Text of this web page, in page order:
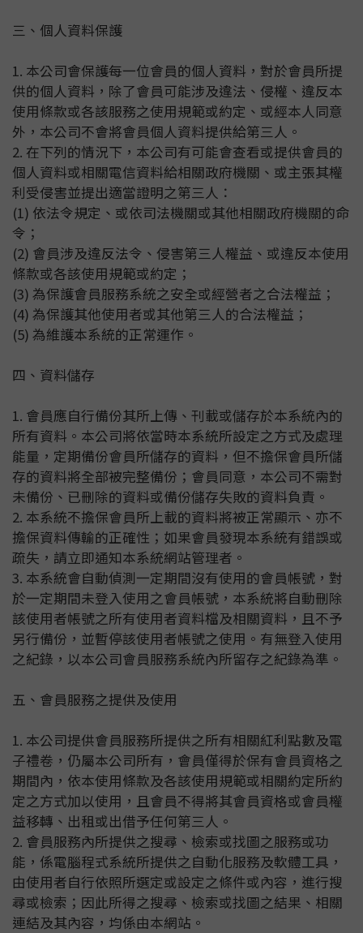
三、個人資料保護
1. 本公司會保護每一位會員的個人資料，對於會員所提
供的個人資料，除了會員可能涉及違法、侵權、違反本
使用條款或各該服務之使用規範或約定、或經本人同意
外，本公司不會將會員個人資料提供給第三人。
2. 在下列的情況下，本公司有可能會查看或提供會員的
個人資料或相關電信資料給相關政府機關、或主張其權
利受侵害並提出適當證明之第三人：
(1) 依法令規定、或依司法機關或其他相關政府機關的命
令；
(2) 會員涉及違反法令、侵害第三人權益、或違反本使用
條款或各該使用規範或約定；
(3) 為保護會員服務系統之安全或經營者之合法權益；
(4) 為保護其他使用者或其他第三人的合法權益；
(5) 為維護本系統的正常運作。
四、資料儲存
1. 會員應自行備份其所上傳、刊載或儲存於本系統內的
所有資料。本公司將依當時本系統所設定之方式及處理
能量，定期備份會員所儲存的資料，但不擔保會員所儲
存的資料將全部被完整備份；會員同意，本公司不需對
未備份、已刪除的資料或備份儲存失敗的資料負責。
2. 本系統不擔保會員所上載的資料將被正常顯示、亦不
擔保資料傳輸的正確性；如果會員發現本系統有錯誤或
疏失，請立即通知本系統網站管理者。
3. 本系統會自動偵測一定期間沒有使用的會員帳號，對
於一定期間未登入使用之會員帳號，本系統將自動刪除
該使用者帳號之所有使用者資料檔及相關資料，且不予
另行備份，並暫停該使用者帳號之使用。有無登入使用
之紀錄，以本公司會員服務系統內所留存之紀錄為準。
五、會員服務之提供及使用
1. 本公司提供會員服務所提供之所有相關紅利點數及電
子禮卷，仍屬本公司所有，會員僅得於保有會員資格之
期間內，依本使用條款及各該使用規範或相關約定所約
定之方式加以使用，且會員不得將其會員資格或會員權
益移轉、出租或出借予任何第三人。
2. 會員服務內所提供之搜尋、檢索或找圖之服務或功
能，係電腦程式系統所提供之自動化服務及軟體工具，
由使用者自行依照所選定或設定之條件或內容，進行搜
尋或檢索；因此所得之搜尋、檢索或找圖之結果、相關
連結及其內容，均係由本網站。